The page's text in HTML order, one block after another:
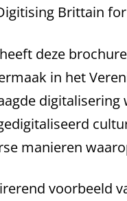
Brittain
heeft deze
in het
manieren
voorbeeld